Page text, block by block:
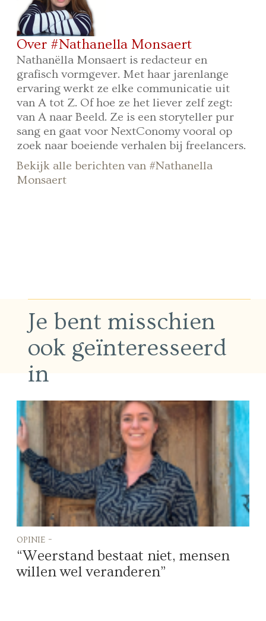
Over #Nathanella Monsaert
Nathanëlla Monsaert is redacteur en
grafisch vormgever. Met haar jarenlange
ervaring werkt ze elke communicatie uit
van A tot Z. Of hoe ze het liever zelf zegt:
van A naar Beeld. Ze is een storyteller pur
sang en gaat voor NextConomy vooral op
zoek naar boeiende verhalen bij freelancers.
Bekijk alle berichten van #Nathanella
Monsaert
Je bent misschien
ook geïnteresseerd
in
opinie -
“Weerstand bestaat niet, mensen
willen wel veranderen”